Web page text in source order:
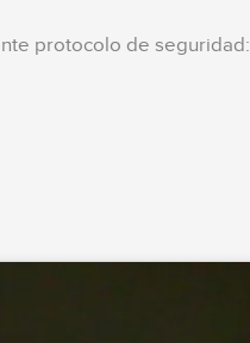
protocolo de seguridad: